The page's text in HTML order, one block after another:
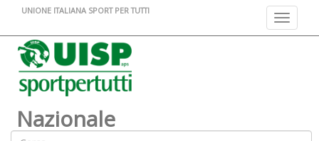
Toggle
UNIONE ITALIANA SPORT PER TUTTI
Nazionale